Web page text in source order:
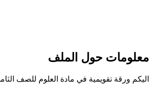
معلومات حول الملف
اليكم ورقة تقويمية في مادة العلوم للصف